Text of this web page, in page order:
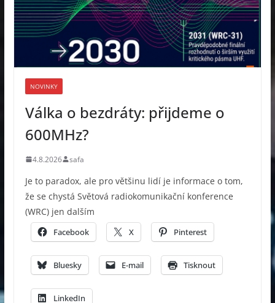
NOVINKY
Válka o bezdráty: přijdeme o
600MHz?
4.8.2026 safa
Je to paradox, ale pro většinu lidí je informace o tom,
že se chystá Světová radiokomunikační konference
(WRC) jen dalším
Facebook X Pinterest
Bluesky E-mail Tisknout
LinkedIn